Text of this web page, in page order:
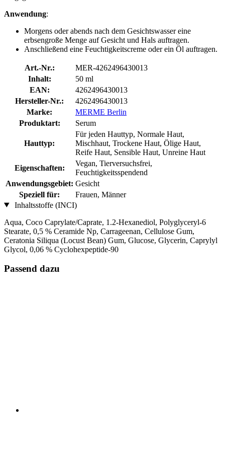
Anwendung:
Morgens oder abends nach dem Gesichtswasser eine
erbsengroße Menge auf Gesicht und Hals auftragen.
Anschließend eine Feuchtigkeitscreme oder ein Öl auftragen.
Art.-Nr.:
MER-4262496430013
Inhalt:
50 ml
EAN:
4262496430013
Hersteller-Nr.:
4262496430013
Marke:
MERME Berlin
Produktart:
Serum
Hauttyp:
Für jeden Hauttyp, Normale Haut,
Mischhaut, Trockene Haut, Ölige Haut,
Reife Haut, Sensible Haut, Unreine Haut
Eigenschaften:
Vegan, Tierversuchsfrei,
Feuchtigkeitsspendend
Anwendungsgebiet: Gesicht
Speziell für:
Frauen, Männer
Inhaltsstoffe (INCI)
Aqua, Coco Caprylate/Caprate, 1.2-Hexanediol, Polyglyceryl-6
Stearate, 0,5 % Ceramide Np, Carrageenan, Cellulose Gum,
Ceratonia Siliqua (Locust Bean) Gum, Glucose, Glycerin, Caprylyl
Glycol, 0,06 % Cyclohexpeptide-90
Passend dazu